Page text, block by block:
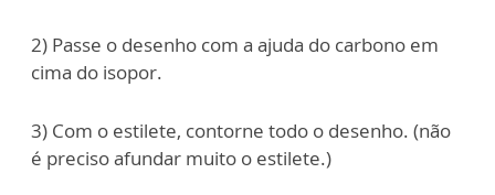
2) Passe o desenho com a ajuda do carbono em
cima do isopor.
3) Com o estilete, contorne todo o desenho. (não
é preciso afundar muito o estilete.)